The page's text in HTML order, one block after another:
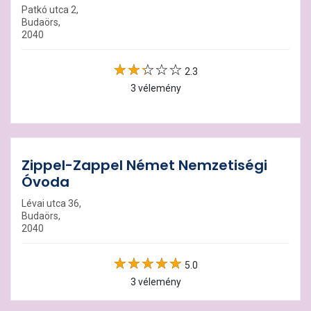
Patkó utca 2,
Budaörs,
2040
2.3
3 vélemény
Zippel-Zappel Német Nemzetiségi
Óvoda
Lévai utca 36,
Budaörs,
2040
5.0
3 vélemény